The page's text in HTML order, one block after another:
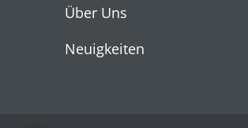
Über Uns
Neuigkeiten